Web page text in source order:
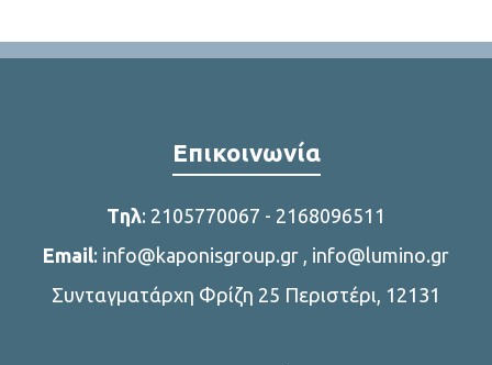
Επικοινωνία
Tηλ: 2105770067 - 2168096511
Email: info@kaponisgroup.gr , info@lumino.gr
Συνταγματάρχη Φρίζη 25 Περιστέρι, 12131